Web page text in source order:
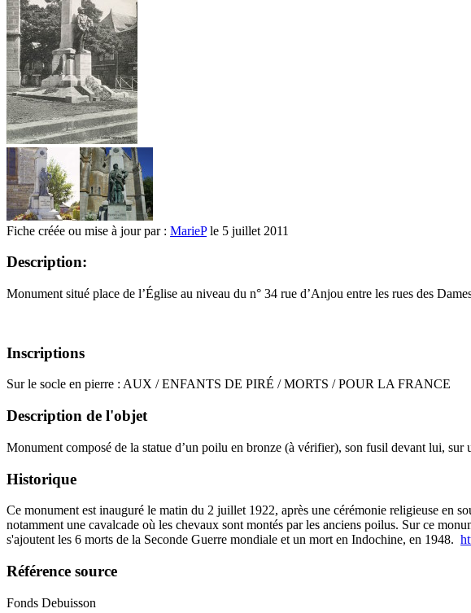
Fiche créée ou mise à jour par : MariePle 5 juillet 2011
Description:
Monument situé place de l’Église au niveau du n° 34 rue d’Anjou entre les rues des
Inscriptions
Sur le socle en pierre : AUX / ENFANTS DE PIRÉ / MORTS / POUR LA FRANCE
Description de l'objet
Monument composé de la statue d’un poilu en bronze (à vérifier), son fusil devant lui,
Historique
Ce monument est inauguré le matin du 2 juillet 1922, après une cérémonie religieuse en
notamment une cavalcade où les chevaux sont montés par les anciens poilus. Sur ce
s'ajoutent les 6 morts de la Seconde Guerre mondiale et un mort en Indochine, en 1948.
Référence source
Fonds Debuisson